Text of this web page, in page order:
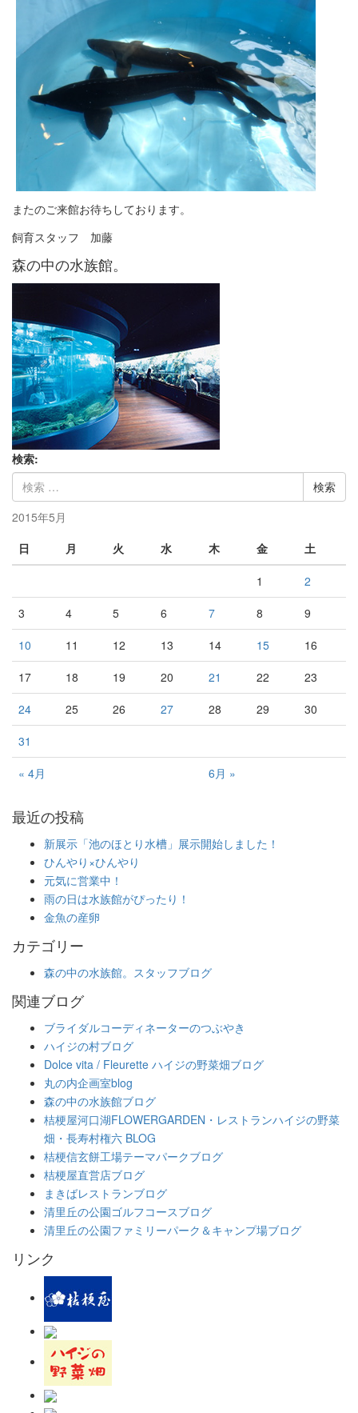
またのご来館お待ちしております。
飼育スタッフ 加藤
森の中の水族館。
検索:
2015年5月
日
月 火 水 木 金 土
« 4月 6月 »
1
2
3
4 5 6 7 8
9
10
11 12 13 14 15
16
17
18 19 20 21 22
23
24
25 26 27 28 29
30
31
最近の投稿
新展示「池のほとり水槽」展示開始しました！
ひんやり×ひんやり
元気に営業中！
雨の日は水族館がぴったり！
金魚の産卵
カテゴリー
森の中の水族館。スタッフブログ
関連ブログ
ブライダルコーディネーターのつぶやき
ハイジの村ブログ
Dolce vita / Fleurette ハイジの野菜畑ブログ
丸の内企画室blog
森の中の水族館ブログ
桔梗屋河口湖FLOWERGARDEN・レストランハイジの野菜
畑・長寿村権六 BLOG
桔梗信玄餅工場テーマパークブログ
桔梗屋直営店ブログ
まきばレストランブログ
清里丘の公園ゴルフコースブログ
清里丘の公園ファミリーパーク＆キャンプ場ブログ
リンク